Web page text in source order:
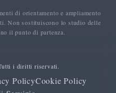
di orientamento e ampliamento
Non sostituiscono lo studio delle
il punto di partenza.
i diritti riservati.
PolicyCookie Policy